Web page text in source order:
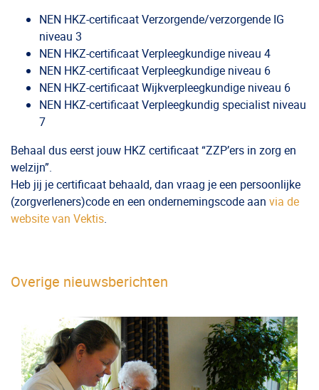
NEN HKZ-certificaat Verzorgende/verzorgende IG
niveau 3
NEN HKZ-certificaat Verpleegkundige niveau 4
NEN HKZ-certificaat Verpleegkundige niveau 6
NEN HKZ-certificaat Wijkverpleegkundige niveau 6
NEN HKZ-certificaat Verpleegkundig specialist niveau
7
Behaal dus eerst jouw HKZ certificaat “ZZP’ers in zorg en
welzijn”.
Heb jij je certificaat behaald, dan vraag je een persoonlijke
(zorgverleners)code en een ondernemingscode aan via de
website van Vektis.
Overige nieuwsberichten